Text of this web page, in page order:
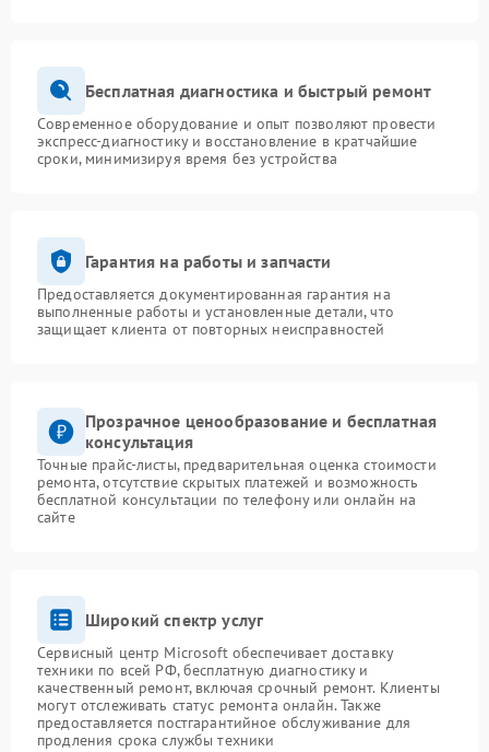
Бесплатная диагностика и быстрый ремонт
Современное оборудование и опыт позволяют провести
экспресс-диагностику и восстановление в кратчайшие
сроки, минимизируя время без устройства
Гарантия на работы и запчасти
Предоставляется документированная гарантия на
выполненные работы и установленные детали, что
защищает клиента от повторных неисправностей
Прозрачное ценообразование и бесплатная
консультация
Точные прайс-листы, предварительная оценка стоимости
ремонта, отсутствие скрытых платежей и возможность
бесплатной консультации по телефону или онлайн на
сайте
Широкий спектр услуг
Сервисный центр Microsoft обеспечивает доставку
техники по всей РФ, бесплатную диагностику и
качественный ремонт, включая срочный ремонт. Клиенты
могут отслеживать статус ремонта онлайн. Также
предоставляется постгарантийное обслуживание для
продления срока службы техники